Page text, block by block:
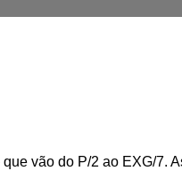
vão do P/2 ao EXG/7.